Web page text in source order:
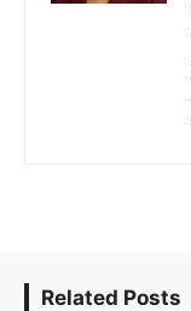
Related Posts